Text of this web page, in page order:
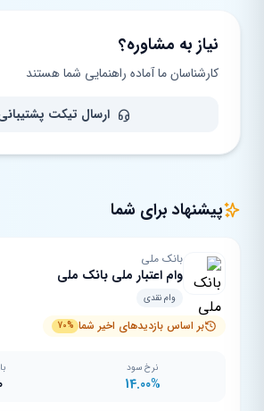
نیاز به مشاوره؟
کارشناسان ما آماده راهنمایی شما هستند
ارسال تیکت
پیشنهاد برای شما
بانک ملی
وام اعتبار ملی بانک ملی
وام نقدی
بر اساس بازدیدهای اخیر شما 70%
نرخ سود
14.00%